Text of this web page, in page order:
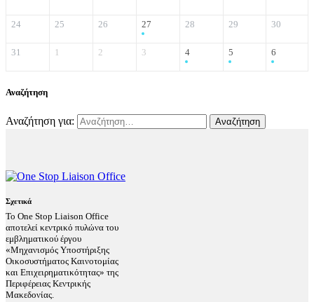
24 25 26 27 28 29 30
31 1 2 3 4 5 6
Αναζήτηση
Αναζήτηση για:
Σχετικά
Το One Stop Liaison Office
αποτελεί κεντρικό πυλώνα του
εμβληματικού έργου
«Μηχανισμός Υποστήριξης
Οικοσυστήματος Καινοτομίας
και Επιχειρηματικότητας» της
Περιφέρειας Κεντρικής
Μακεδονίας.